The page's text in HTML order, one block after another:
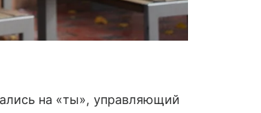
на «ты», управляющий